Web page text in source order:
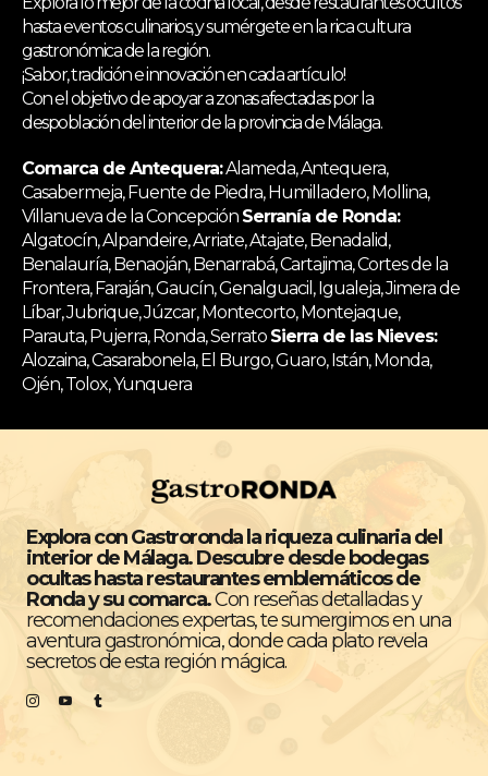
hasta eventos culinarios, y sumérgete en la rica cultura
gastronómica de la región.
¡Sabor, tradición e innovación en cada artículo!
Con el objetivo de apoyar a zonas afectadas por la
despoblación del interior de la provincia de Málaga.
Comarca de Antequera:Alameda, Antequera,
Casabermeja, Fuente de Piedra, Humilladero, Mollina,
Villanueva de la Concepción Serranía de Ronda:
Algatocín, Alpandeire, Arriate, Atajate, Benadalid,
Benalauría, Benaoján, Benarrabá, Cartajima, Cortes de la
Frontera, Faraján, Gaucín, Genalguacil, Igualeja, Jimera de
Líbar, Jubrique, Júzcar, Montecorto, Montejaque,
Parauta, Pujerra, Ronda, Serrato Sierra de las Nieves:
Alozaina, Casarabonela, El Burgo, Guaro, Istán, Monda,
Ojén, Tolox, Yunquera
Explora con Gastroronda la riqueza culinaria del
interior de Málaga. Descubre desde bodegas
ocultas hasta restaurantes emblemáticos de
Ronda y su comarca.Con reseñas detalladas y
recomendaciones expertas, te sumergimos en una
aventura gastronómica, donde cada plato revela
secretos de esta región mágica.